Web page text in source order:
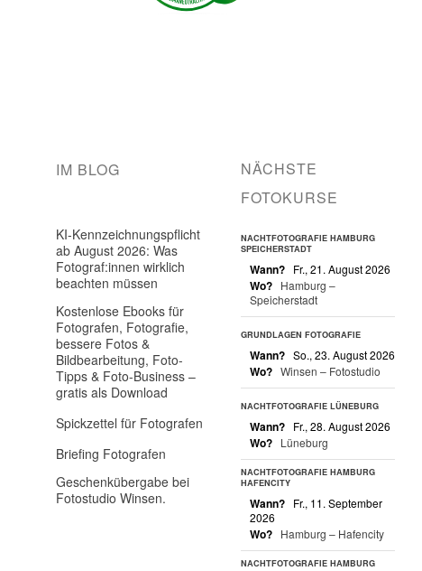
IM BLOG
KI-Kennzeichnungspflicht
ab August 2026: Was
Fotograf:innen wirklich
beachten müssen
Kostenlose Ebooks für
Fotografen, Fotografie,
bessere Fotos &
Bildbearbeitung, Foto-
Tipps & Foto-Business –
gratis als Download
Spickzettel für Fotografen
Briefing Fotografen
Geschenkübergabe bei
Fotostudio Winsen.
NÄCHSTE
FOTOKURSE
NACHTFOTOGRAFIE HAMBURG
SPEICHERSTADT
Wann? Fr., 21. August 2026
Wo?
Hamburg –
Speicherstadt
GRUNDLAGEN FOTOGRAFIE
Wann? So., 23. August 2026
Wo? Winsen – Fotostudio
NACHTFOTOGRAFIE LÜNEBURG
Wann? Fr., 28. August 2026
Wo? Lüneburg
NACHTFOTOGRAFIE HAMBURG
HAFENCITY
Wann?
Fr., 11. September
2026
Wo? Hamburg – Hafencity
NACHTFOTOGRAFIE HAMBURG